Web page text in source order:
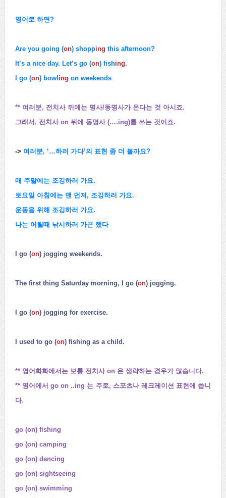
영어로 하면?
Are you going (on) shopping this afternoon?
It’s a nice day. Let’s go (on) fishing.
I go (on) bowling on weekends
** 여러분, 전치사 뒤에는 명사/동명사가 온다는 것 아시죠.
그래서, 전치사 on 뒤에 동명사 (….ing)를 쓰는 것이죠.
-> 여러분, ‘…하러 가다’의 표현 좀 더 볼까요?
매 주말에는 조깅하러 가요.
토요일 아침에는 맨 먼저, 조깅하러 가요.
운동을 위해 조깅하러 가요.
나는 어릴때 낚시하러 가곤 했다
I go (on) jogging weekends.
The first thing Saturday morning, I go (on) jogging.
I go (on) jogging for exercise.
I used to go (on) fishing as a child.
** 영어화화에서는 보통 전치사 on 은 생략하는 경우가 많습니다.
** 영어에서 go on ..ing 는 주로, 스포츠나 레크레이션 표현에 씁니
다.
go (on) fishing
go (on) camping
go (on) dancing
go (on) sightseeing
go (on) swimming